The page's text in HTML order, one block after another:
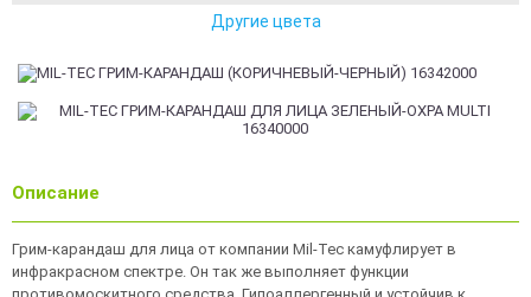
Другие цвета
Описание
Грим-карандаш для лица от компании Mil-Tec камуфлирует в
инфракрасном спектре. Он так же выполняет функции